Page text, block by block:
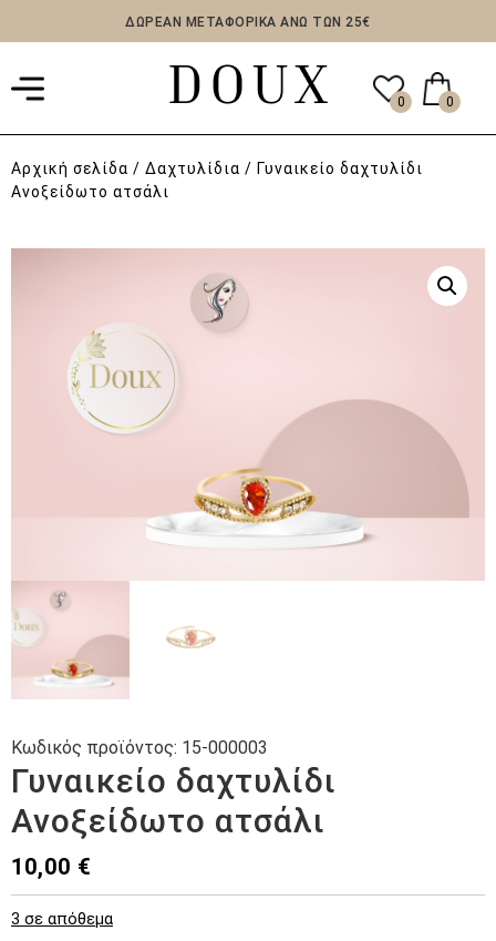
ΔΩΡΕΑΝ ΜΕΤΑΦΟΡΙΚΑ ΑΝΩ ΤΩΝ 25€
0 0
Αρχική σελίδα / Δαχτυλίδια / Γυναικείο δαχτυλίδι
Ανοξείδωτο ατσάλι
Γυναικείο δαχτυλίδι
Ανοξείδωτο ατσάλι
10,00 €
3 σε απόθεμα
Κωδικός προϊόντος: 15-000003